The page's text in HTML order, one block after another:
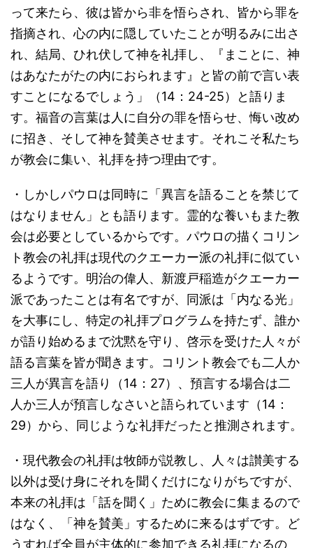
って来たら、彼は皆から非を悟らされ、皆から罪を
指摘され、心の内に隠していたことが明るみに出さ
れ、結局、ひれ伏して神を礼拝し、『まことに、神
はあなたがたの内におられます』と皆の前で言い表
すことになるでしょう」（14：24-25）と語りま
す。福音の言葉は人に自分の罪を悟らせ、悔い改め
に招き、そして神を賛美させます。それこそ私たち
が教会に集い、礼拝を持つ理由です。
・しかしパウロは同時に「異言を語ることを禁じて
はなりません」とも語ります。霊的な養いもまた教
会は必要としているからです。パウロの描くコリン
ト教会の礼拝は現代のクエーカー派の礼拝に似てい
るようです。明治の偉人、新渡戸稲造がクエーカー
派であったことは有名ですが、同派は「内なる光」
を大事にし、特定の礼拝プログラムを持たず、誰か
が語り始めるまで沈黙を守り、啓示を受けた人々が
語る言葉を皆が聞きます。コリント教会でも二人か
三人が異言を語り（14：27）、預言する場合は二
人か三人が預言しなさいと語られています（14：
29）から、同じような礼拝だったと推測されます。
・現代教会の礼拝は牧師が説教し、人々は讃美する
以外は受け身にそれを聞くだけになりがちですが、
本来の礼拝は「話を聞く」ために教会に集まるので
はなく、「神を賛美」するために来るはずです。ど
うすれば全員が主体的に参加できる礼拝になるの